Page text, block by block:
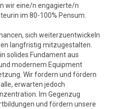
wir eine/n engagierte/n
im 80-100% Pensum.
sich weiterzuentwickeln
langfristig mitzugestalten.
solides Fundament aus
modernem Equipment
Wir fordern und fördern
erwarten jedoch
Im Gegenzug
und fördern unsere